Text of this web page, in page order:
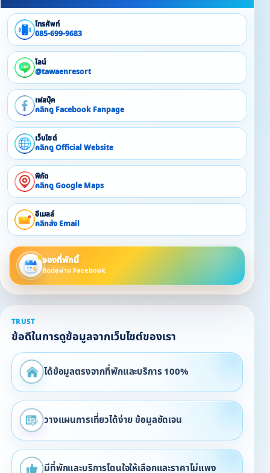
โทรศัพท์
085-699-9683
ไลน์
@tawaenresort
เฟสบุ๊ค
คลิกดู Facebook Fanpage
เว็บไซต์
คลิกดู Official Website
พิกัด
คลิกดู Google Maps
อีเมลล์
คลิกส่ง Email
จองที่พักนี้
ติดต่อผ่าน Facebook
TRUST
ข้อดีในการดูข้อมูลจากเว็บไซต์ของเรา
ได้ข้อมูลตรงจากที่พักและบริการ 100%
วางแผนการเที่ยวได้ง่าย ข้อมูลชัดเจน
มีที่พักและบริการโดนใจให้เลือกและราคาไม่แพง